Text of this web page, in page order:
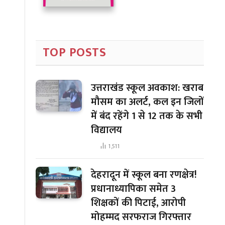
TOP POSTS
उत्तराखंड स्कूल अवकाश: खराब
मौसम का अलर्ट, कल इन जिलों
में बंद रहेंगे 1 से 12 तक के सभी
विद्यालय
1,511
देहरादून में स्कूल बना रणक्षेत्र!
प्रधानाध्यापिका समेत 3
शिक्षकों की पिटाई, आरोपी
मोहम्मद सरफराज गिरफ्तार